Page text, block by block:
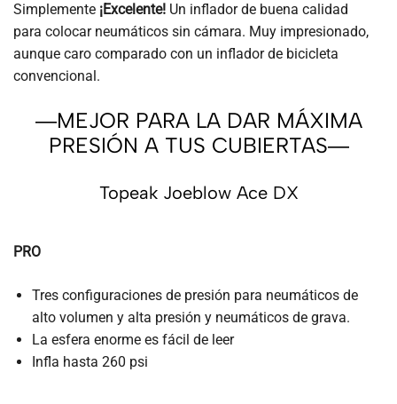
Simplemente ¡Excelente! Un inflador de buena calidad
para colocar neumáticos sin cámara. Muy impresionado,
aunque caro comparado con un inflador de bicicleta
convencional.
―MEJOR PARA LA DAR MÁXIMA
PRESIÓN A TUS CUBIERTAS―
Topeak Joeblow Ace DX
PRO
Tres configuraciones de presión para neumáticos de
alto volumen y alta presión y neumáticos de grava.
La esfera enorme es fácil de leer
Infla hasta 260 psi